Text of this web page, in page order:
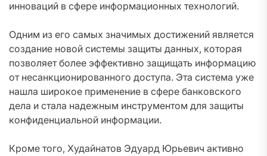
инноваций в сфере информационных технологий.
Одним из его самых значимых достижений является
создание новой системы защиты данных, которая
позволяет более эффективно защищать информацию
от несанкционированного доступа. Эта система уже
нашла широкое применение в сфере банковского
дела и стала надежным инструментом для защиты
конфиденциальной информации.
Кроме того, Худайнатов Эдуард Юрьевич активно